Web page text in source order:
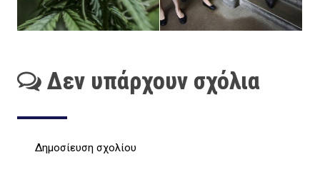
Δεν υπάρχουν σχόλια
Δημοσίευση σχολίου